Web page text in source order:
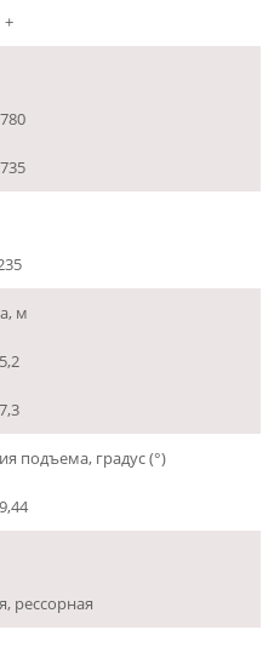
+
м
5,2
7,3
подъема, градус (°)
рессорная